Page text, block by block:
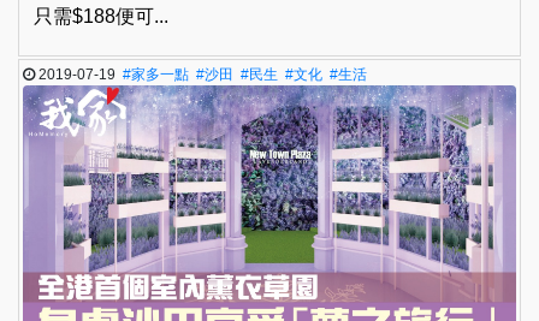
只需$188便可...
2019-07-19#家多一點 #沙田 #民生 #文化 #生活